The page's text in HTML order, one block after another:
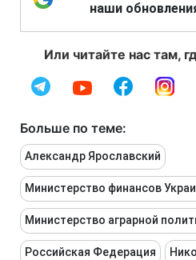
наши
Или читайте нас там,
Больше по теме:
Александр Ярославский
Министерство финансов
Министерство аграрной
Российская Федерация